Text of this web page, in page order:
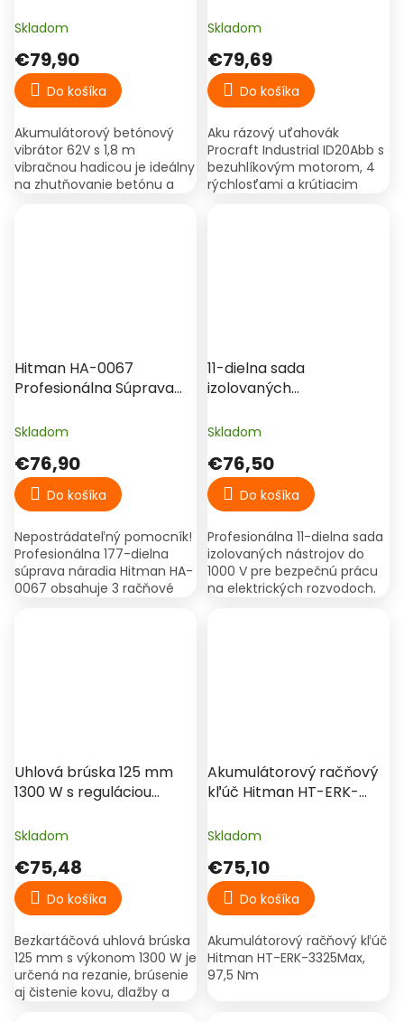
kufrík
Skladom
€79,90
Do košíka
Akumulátorový betónový
vibrátor 62V s 1,8 m
vibračnou hadicou je ideálny
na zhutňovanie betónu a
Procraft Industrial
Skladom
€79,69
Do košíka
Aku rázový uťahovák
Procraft Industrial ID20Abb s
bezuhlíkovým motorom, 4
rýchlosťami a krútiacim
Hitman HA-0067
Profesionálna Súprava
Kľúče, Hlavice a Bity
Skladom
€76,90
Do košíka
Nepostrádateľný pomocník!
Profesionálna 177-dielna
súprava náradia Hitman HA-
0067 obsahuje 3 račňové
11-dielna sada
izolovaných
do 1000 V, skrutkovače,
model 29719
Skladom
€76,50
Do košíka
Profesionálna 11-dielna sada
izolovaných nástrojov do
1000 V pre bezpečnú prácu
na elektrických rozvodoch.
Uhlová brúska 125 mm
1300 W s reguláciou
Procraft PW2350
Skladom
€75,48
Do košíka
Bezkartáčová uhlová brúska
125 mm s výkonom 1300 W je
určená na rezanie, brúsenie
aj čistenie kovu, dlažby a
Akumulátorový račňový
kľúč Hitman HT-ERK-
Skladom
€75,10
Do košíka
Akumulátorový račňový kľúč
Hitman HT-ERK-3325Max,
97,5 Nm